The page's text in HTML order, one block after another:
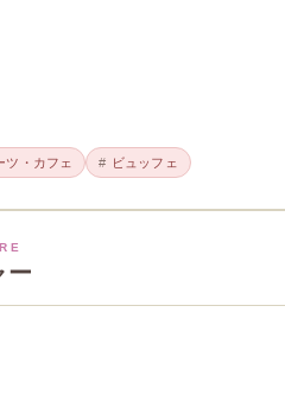
ツ・カフェ ビュッフェ
ー